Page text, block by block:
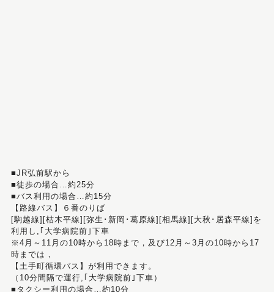
■JR弘前駅から
■徒歩の場合…約25分
■バス利用の場合…約15分
【路線バス】６番のりば
[駒越線][枯木平線][弥生･新岡･葛原線][相馬線][大秋･居森平線]を
利用し,｢大学病院前｣下車
※4月～11月の10時から18時まで，及び12月～3月の10時から17
時までは，
【土手町循環バス】が利用できます。
（10分間隔で運行,｢大学病院前｣下車）
■タクシー利用の場合…約10分